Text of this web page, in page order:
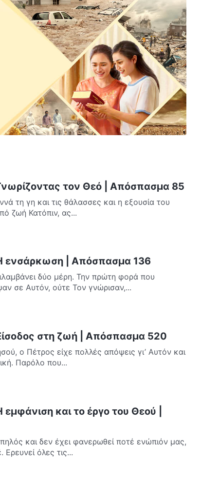
τον Θεό | Απόσπασμα 85
τη γη και τις θάλασσες και η εξουσία του
ζωή Κατόπιν, ας...
ενσάρκωση | Απόσπασμα 136
δύο μέρη. Την πρώτη φορά που
σε Αυτόν, ούτε Τον γνώρισαν,...
στη ζωή | Απόσπασμα 520
ο Πέτρος είχε πολλές απόψεις γι’ Αυτόν και
Παρόλο που...
και το έργο του Θεού |
και δεν έχει φανερωθεί ποτέ ενώπιόν μας,
όλες τις...